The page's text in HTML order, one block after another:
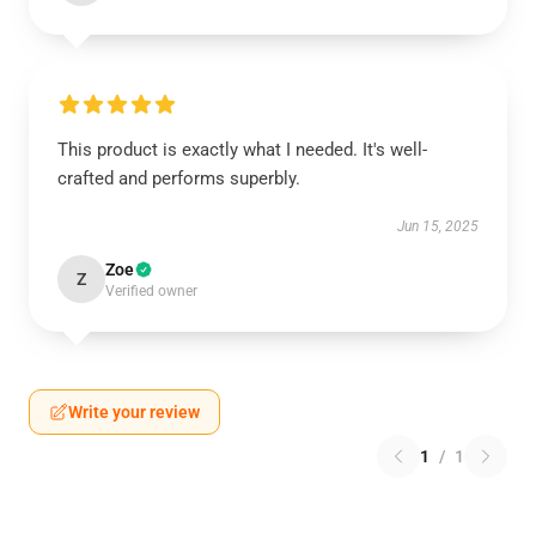
This product is exactly what I needed. It's well-
crafted and performs superbly.
Jun 15, 2025
Z Zoe
Verified owner
Write your review
1 / 1